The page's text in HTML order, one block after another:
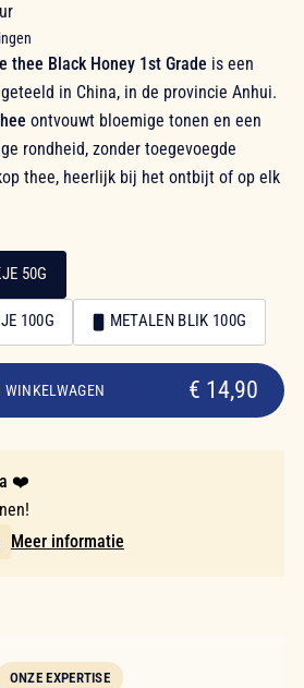
thee Black Honey 1st Grade is een
in China, in de provincie Anhui.
ontvouwt bloemige tonen en een
rondheid, zonder toegevoegde
thee, heerlijk bij het ontbijt of op elk
50G
100G METALEN BLIK 100G
WINKELWAGEN € 14,90
❤️
Meer informatie
ONZE EXPERTISE